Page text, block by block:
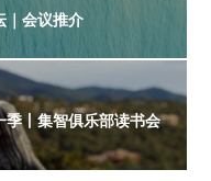
｜会议推介
季丨集智俱乐部读书会